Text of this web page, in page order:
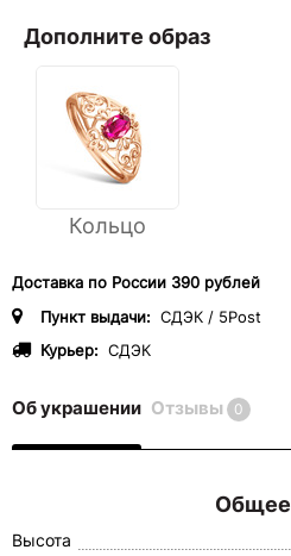
Дополните образ
Кольцо
Доставка по России 390 рублей
Пункт выдачи: СДЭК / 5Post
Курьер: СДЭК
Об украшении Отзывы 0
Общее
Высота